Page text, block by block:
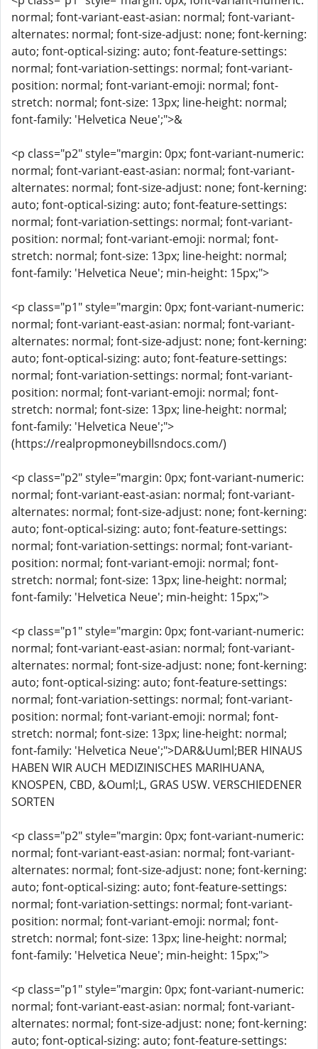
normal; font-variant-east-asian: normal; font-variant-
alternates: normal; font-size-adjust: none; font-kerning:
auto; font-optical-sizing: auto; font-feature-settings:
normal; font-variation-settings: normal; font-variant-
position: normal; font-variant-emoji: normal; font-
stretch: normal; font-size: 13px; line-height: normal;
font-family: 'Helvetica Neue';">&
<p class="p2" style="margin: 0px; font-variant-numeric:
normal; font-variant-east-asian: normal; font-variant-
alternates: normal; font-size-adjust: none; font-kerning:
auto; font-optical-sizing: auto; font-feature-settings:
normal; font-variation-settings: normal; font-variant-
position: normal; font-variant-emoji: normal; font-
stretch: normal; font-size: 13px; line-height: normal;
font-family: 'Helvetica Neue'; min-height: 15px;">
<p class="p1" style="margin: 0px; font-variant-numeric:
normal; font-variant-east-asian: normal; font-variant-
alternates: normal; font-size-adjust: none; font-kerning:
auto; font-optical-sizing: auto; font-feature-settings:
normal; font-variation-settings: normal; font-variant-
position: normal; font-variant-emoji: normal; font-
stretch: normal; font-size: 13px; line-height: normal;
font-family: 'Helvetica Neue';">
(https://realpropmoneybillsndocs.com/)
<p class="p2" style="margin: 0px; font-variant-numeric:
normal; font-variant-east-asian: normal; font-variant-
alternates: normal; font-size-adjust: none; font-kerning:
auto; font-optical-sizing: auto; font-feature-settings:
normal; font-variation-settings: normal; font-variant-
position: normal; font-variant-emoji: normal; font-
stretch: normal; font-size: 13px; line-height: normal;
font-family: 'Helvetica Neue'; min-height: 15px;">
<p class="p1" style="margin: 0px; font-variant-numeric:
normal; font-variant-east-asian: normal; font-variant-
alternates: normal; font-size-adjust: none; font-kerning:
auto; font-optical-sizing: auto; font-feature-settings:
normal; font-variation-settings: normal; font-variant-
position: normal; font-variant-emoji: normal; font-
stretch: normal; font-size: 13px; line-height: normal;
font-family: 'Helvetica Neue';">DAR&Uuml;BER HINAUS
HABEN WIR AUCH MEDIZINISCHES MARIHUANA,
KNOSPEN, CBD, &Ouml;L, GRAS USW. VERSCHIEDENER
SORTEN
<p class="p2" style="margin: 0px; font-variant-numeric:
normal; font-variant-east-asian: normal; font-variant-
alternates: normal; font-size-adjust: none; font-kerning:
auto; font-optical-sizing: auto; font-feature-settings:
normal; font-variation-settings: normal; font-variant-
position: normal; font-variant-emoji: normal; font-
stretch: normal; font-size: 13px; line-height: normal;
font-family: 'Helvetica Neue'; min-height: 15px;">
<p class="p1" style="margin: 0px; font-variant-numeric:
normal; font-variant-east-asian: normal; font-variant-
alternates: normal; font-size-adjust: none; font-kerning:
auto; font-optical-sizing: auto; font-feature-settings: